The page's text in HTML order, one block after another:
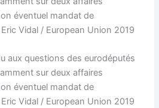
aux questions des eurodéputés
sur deux affaires
éventuel mandat de
Vidal / European Union 2019